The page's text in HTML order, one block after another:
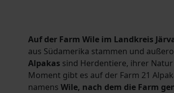
Auf der Farm Wile im Landkreis
aus Südamerika stammen und
Alpakas sind Herdentiere, ihrer
Moment gibt es auf der Farm 21
namens Wile, nach dem die Farm